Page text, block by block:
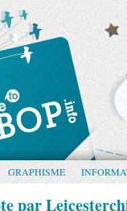
GRAPHISME
par